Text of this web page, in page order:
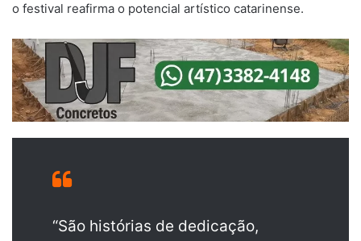
o festival reafirma o potencial artístico catarinense.
“São histórias de dedicação,